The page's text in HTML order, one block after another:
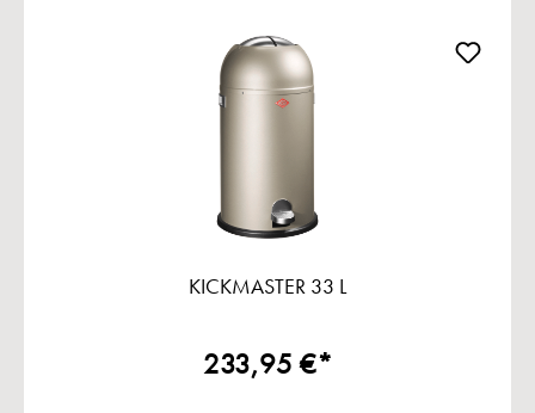
KICKMASTER 33 L
233,95 €*